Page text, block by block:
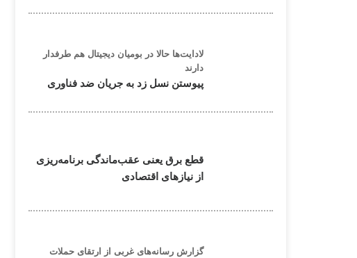
لادایت‌ها حالا در بومیان دیجیتال هم طرفدار
دارند
پیوستن نسل زد به جریان ضد فناوری
قطع برق یعنی عقب‌ماندگی برنامه‌ریزی
از نیازهای اقتصادی
گزارش رسانه‌های غربی از ارتقای حملات